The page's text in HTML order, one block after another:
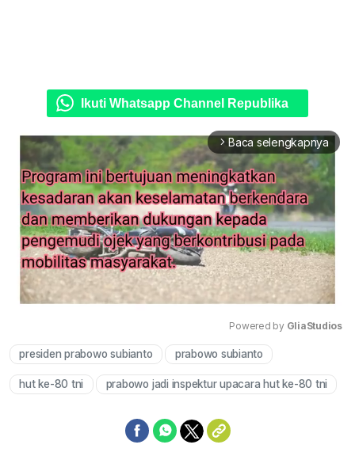
Ikuti Whatsapp Channel Republika
arrow_forward_ios Baca selengkapnya
Powered by GliaStudios
presiden prabowo subianto prabowo subianto
hut ke-80 tni prabowo jadi inspektur upacara hut ke-80 tni